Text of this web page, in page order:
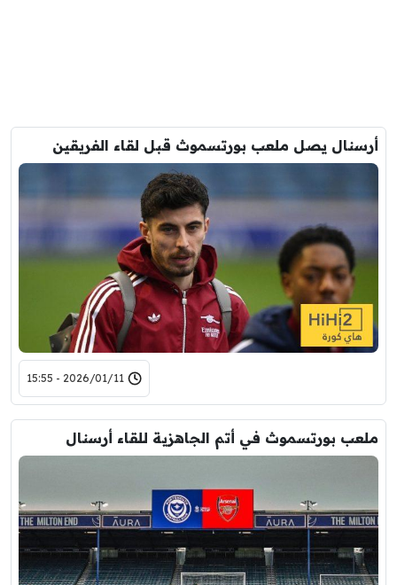
أرسنال يصل ملعب بورتسموث قبل لقاء الفريقين
2026/01/11 - 15:55
ملعب بورتسموث في أتم الجاهزية للقاء أرسنال